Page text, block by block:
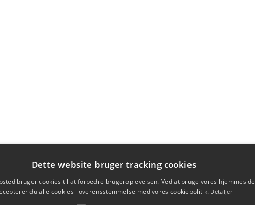
Dette website bruger tracking cookies
bruger cookies til at forbedre brugeroplevelsen. Ved at bruge vores hjemmeside
du alle cookies i overensstemmelse med vores cookiepolitik. Detaljer